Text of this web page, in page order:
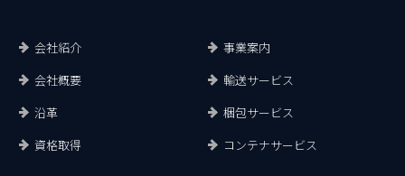
会社紹介
会社概要
沿革
資格取得
事業案内
輸送サービス
梱包サービス
コンテナサービス